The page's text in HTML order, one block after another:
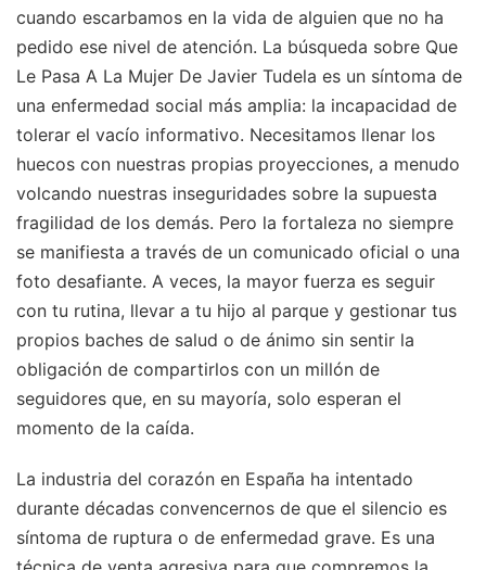
cuando escarbamos en la vida de alguien que no ha
pedido ese nivel de atención. La búsqueda sobre Que
Le Pasa A La Mujer De Javier Tudela es un síntoma de
una enfermedad social más amplia: la incapacidad de
tolerar el vacío informativo. Necesitamos llenar los
huecos con nuestras propias proyecciones, a menudo
volcando nuestras inseguridades sobre la supuesta
fragilidad de los demás. Pero la fortaleza no siempre
se manifiesta a través de un comunicado oficial o una
foto desafiante. A veces, la mayor fuerza es seguir
con tu rutina, llevar a tu hijo al parque y gestionar tus
propios baches de salud o de ánimo sin sentir la
obligación de compartirlos con un millón de
seguidores que, en su mayoría, solo esperan el
momento de la caída.
La industria del corazón en España ha intentado
durante décadas convencernos de que el silencio es
síntoma de ruptura o de enfermedad grave. Es una